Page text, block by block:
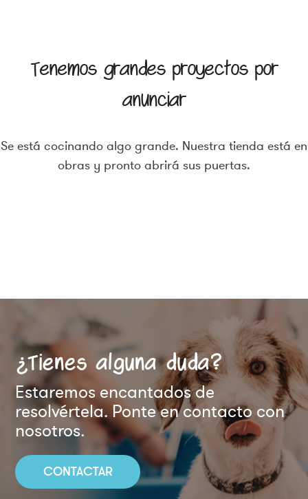
Tenemos grandes proyectos por
anunciar
Se está cocinando algo grande. Nuestra tienda está en
obras y pronto abrirá sus puertas.
¿Tienes alguna duda?
Estaremos encantados de
resolvértela. Ponte en contacto con
nosotros.
CONTACTAR